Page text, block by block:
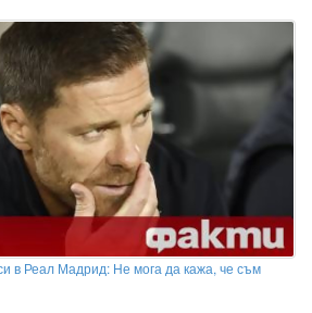
в Реал Мадрид: Не мога да кажа, че съм